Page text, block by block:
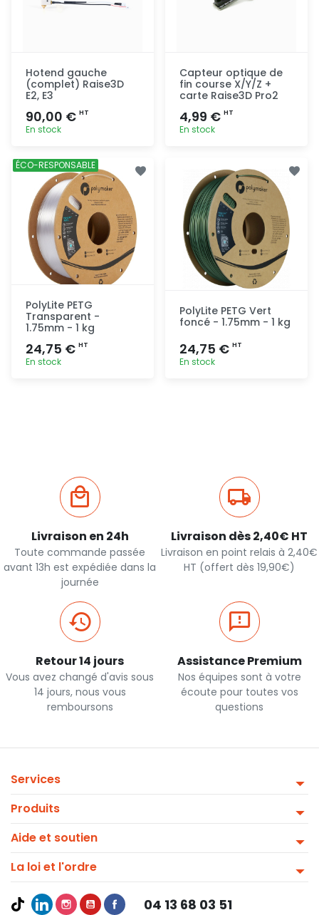
Hotend gauche
(complet) Raise3D
E2, E3
90,00 € HT
En stock
Ajout
rapide
Capteur optique de
fin course X/Y/Z +
carte Raise3D Pro2
4,99 € HT
En stock
rapide
PolyLite PETG
Transparent -
1.75mm - 1 kg
24,75 € HT
En stock
ÉCO-RESPONSABLE
PolyLite PETG Vert
foncé - 1.75mm - 1 kg
24,75 € HT
En stock
Livraison en 24h
Toute commande passée
avant 13h est expédiée dans la
journée
Livraison dès 2,40€ HT
Livraison en point relais à 2,40€
HT (offert dès 19,90€)
Retour 14 jours
Vous avez changé d'avis sous
14 jours, nous vous
remboursons
Assistance Premium
Nos équipes sont à votre
écoute pour toutes vos
questions
Services
Produits
Aide et soutien
La loi et l'ordre
04 13 68 03 51